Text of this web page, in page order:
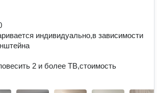
индивидуально,в зависимости
2 и более ТВ,стоимость